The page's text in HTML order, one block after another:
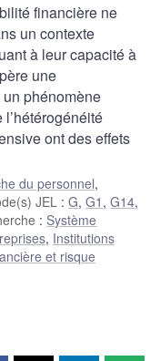
financière ne
un contexte
à leur capacité à
une
phénomène
ont des effets
du personnel,
JEL :G,G1 ,G14,
: Système
, Institutions
et risque